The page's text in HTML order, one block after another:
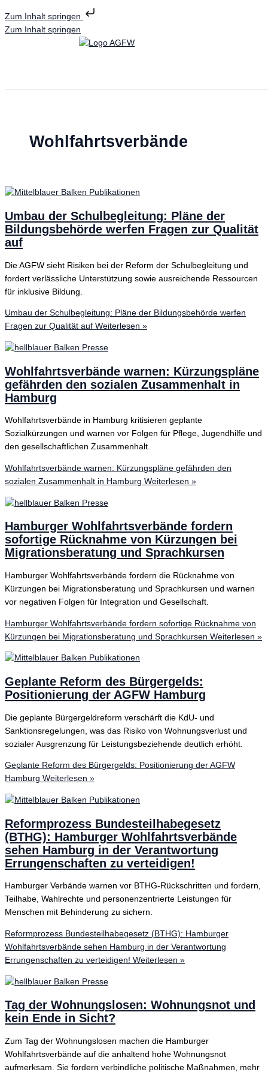
Zum Inhalt springen
Zum Inhalt springen
Wohlfahrtsverbände
Umbau der Schulbegleitung: Pläne der
Bildungsbehörde werfen Fragen zur Qualität
auf
Die AGFW sieht Risiken bei der Reform der Schulbegleitung und
fordert verlässliche Unterstützung sowie ausreichende Ressourcen
für inklusive Bildung.
Umbau der Schulbegleitung: Pläne der Bildungsbehörde werfen
Fragen zur Qualität auf Weiterlesen »
Wohlfahrtsverbände warnen: Kürzungspläne
gefährden den sozialen Zusammenhalt in
Hamburg
Wohlfahrtsverbände in Hamburg kritisieren geplante
Sozialkürzungen und warnen vor Folgen für Pflege, Jugendhilfe und
den gesellschaftlichen Zusammenhalt.
Wohlfahrtsverbände warnen: Kürzungspläne gefährden den
sozialen Zusammenhalt in Hamburg Weiterlesen »
Hamburger Wohlfahrtsverbände fordern
sofortige Rücknahme von Kürzungen bei
Migrationsberatung und Sprachkursen
Hamburger Wohlfahrtsverbände fordern die Rücknahme von
Kürzungen bei Migrationsberatung und Sprachkursen und warnen
vor negativen Folgen für Integration und Gesellschaft.
Hamburger Wohlfahrtsverbände fordern sofortige Rücknahme von
Kürzungen bei Migrationsberatung und Sprachkursen Weiterlesen »
Geplante Reform des Bürgergelds:
Positionierung der AGFW Hamburg
Die geplante Bürgergeldreform verschärft die KdU- und
Sanktionsregelungen, was das Risiko von Wohnungsverlust und
sozialer Ausgrenzung für Leistungsbeziehende deutlich erhöht.
Geplante Reform des Bürgergelds: Positionierung der AGFW
Hamburg Weiterlesen »
Reformprozess Bundesteilhabegesetz
(BTHG): Hamburger Wohlfahrtsverbände
sehen Hamburg in der Verantwortung
Errungenschaften zu verteidigen!
Hamburger Verbände warnen vor BTHG-Rückschritten und fordern,
Teilhabe, Wahlrechte und personenzentrierte Leistungen für
Menschen mit Behinderung zu sichern.
Reformprozess Bundesteilhabegesetz (BTHG): Hamburger
Wohlfahrtsverbände sehen Hamburg in der Verantwortung
Errungenschaften zu verteidigen! Weiterlesen »
Tag der Wohnungslosen: Wohnungsnot und
kein Ende in Sicht?
Zum Tag der Wohnungslosen machen die Hamburger
Wohlfahrtsverbände auf die anhaltend hohe Wohnungsnot
aufmerksam. Sie fordern verbindliche politische Maßnahmen, mehr